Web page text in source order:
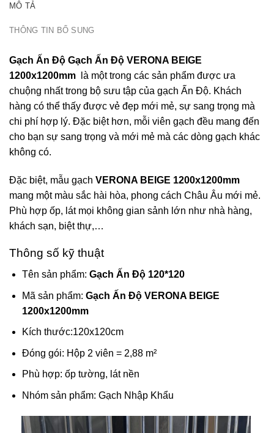
MÔ TẢ
THÔNG TIN BỔ SUNG
Gạch Ấn Độ Gạch Ấn Độ VERONA BEIGE
1200x1200mm
là một trong các sản phẩm được ưa
chuộng nhất trong bộ sưu tập của gạch Ấn Độ. Khách
hàng có thể thấy được vẻ đẹp mới mẻ, sự sang trọng mà
chi phí hợp lý. Đặc biệt hơn, mỗi viên gạch đều mang đến
cho bạn sự sang trọng và mới mẻ mà các dòng gạch khác
không có.
Đặc biệt, mẫu gạch VERONA BEIGE 1200x1200mm
mang một màu sắc hài hòa, phong cách Châu Âu mới mẻ.
Phù hợp ốp, lát mọi không gian sảnh lớn như nhà hàng,
khách sạn, biệt thự,…
Thông số kỹ thuật
Tên sản phẩm: Gạch Ấn Độ 120*120
Mã sản phẩm: Gạch Ấn Độ VERONA BEIGE
1200x1200mm
Kích thước:120x120cm
Đóng gói: Hộp 2 viên = 2,88 m²
Phù hợp: ốp tường, lát nền
Nhóm sản phẩm: Gạch Nhập Khẩu